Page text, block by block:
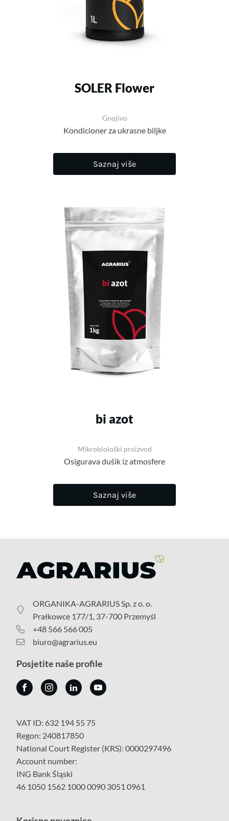
SOLER Flower
Gnojivo
Kondicioner za ukrasne biljke
Saznaj više
bi azot
Mikrobiološki proizvod
Osigurava dušik iz atmosfere
Saznaj više
ORGANIKA-AGRARIUS Sp. z o. o.
Prałkowce 177/1, 37-700 Przemyśl
+48 566 566 005
biuro@agrarius.eu
Posjetite naše profile
VAT ID: 632 194 55 75
Regon: 240817850
National Court Register (KRS): 0000297496
Account number:
ING Bank Śląski
46 1050 1562 1000 0090 3051 0961